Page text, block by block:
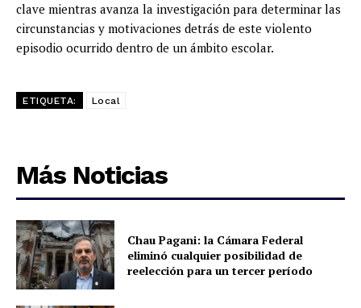
clave mientras avanza la investigación para determinar las
circunstancias y motivaciones detrás de este violento
episodio ocurrido dentro de un ámbito escolar.
ETIQUETA: Local
Más Noticias
Chau Pagani: la Cámara Federal
eliminó cualquier posibilidad de
reelección para un tercer período